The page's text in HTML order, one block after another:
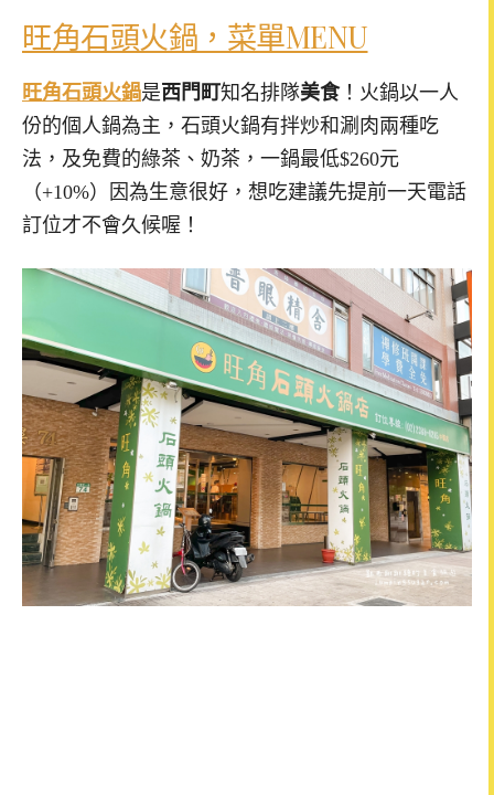
旺角石頭火鍋，菜單MENU
旺角石頭火鍋是西門町知名排隊美食！火鍋以一人
份的個人鍋為主，石頭火鍋有拌炒和涮肉兩種吃
法，及免費的綠茶、奶茶，一鍋最低$260元
（+10%）因為生意很好，想吃建議先提前一天電話
訂位才不會久候喔！